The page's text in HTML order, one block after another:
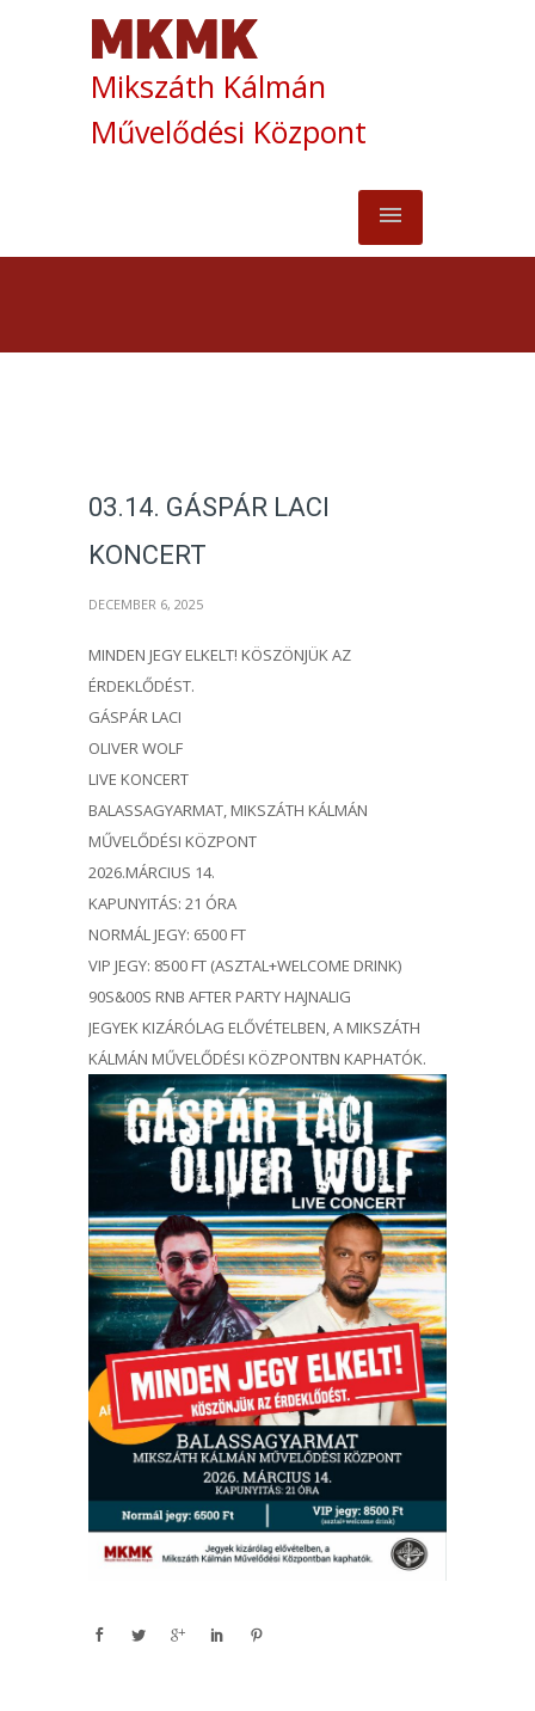
Mikszáth Kálmán
Művelődési Központ
03.14. GÁSPÁR LACI
KONCERT
DECEMBER 6, 2025
MINDEN JEGY ELKELT! KÖSZÖNJÜK AZ
ÉRDEKLŐDÉST.
GÁSPÁR LACI
OLIVER WOLF
LIVE KONCERT
BALASSAGYARMAT, MIKSZÁTH KÁLMÁN
MŰVELŐDÉSI KÖZPONT
2026.MÁRCIUS 14.
KAPUNYITÁS: 21 ÓRA
NORMÁL JEGY: 6500 FT
VIP JEGY: 8500 FT (ASZTAL+WELCOME DRINK)
90S&00S RNB AFTER PARTY HAJNALIG
JEGYEK KIZÁRÓLAG ELŐVÉTELBEN, A MIKSZÁTH
KÁLMÁN MŰVELŐDÉSI KÖZPONTBN KAPHATÓK.